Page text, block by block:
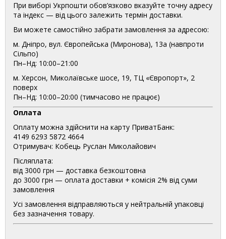
При виборі Укрпошти обов’язково вказуйте точну адресу
та індекс — від цього залежить термін доставки.
Ви можете самостійно забрати замовлення за адресою:
м. Дніпро, вул. Європейська (Миронова), 13а (навпроти
Сільпо)
Пн–Нд: 10:00–21:00
м. Херсон, Миколаївське шосе, 19, ТЦ «Європорт», 2
поверх
Пн–Нд: 10:00–20:00 (тимчасово не працює)
Оплата
Оплату можна здійснити на карту ПриватБанк:
4149 6293 5872 4664
Отримувач: Кобець Руслан Миколайович
Післяплата:
від 3000 грн — доставка безкоштовна
до 3000 грн — оплата доставки + комісія 2% від суми
замовлення
Усі замовлення відправляються у нейтральній упаковці
без зазначення товару.